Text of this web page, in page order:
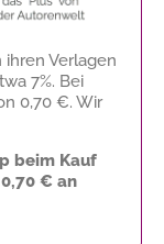
Verlagen
7%. Bei
0,70 €. Wir
beim Kauf
0,70 € an